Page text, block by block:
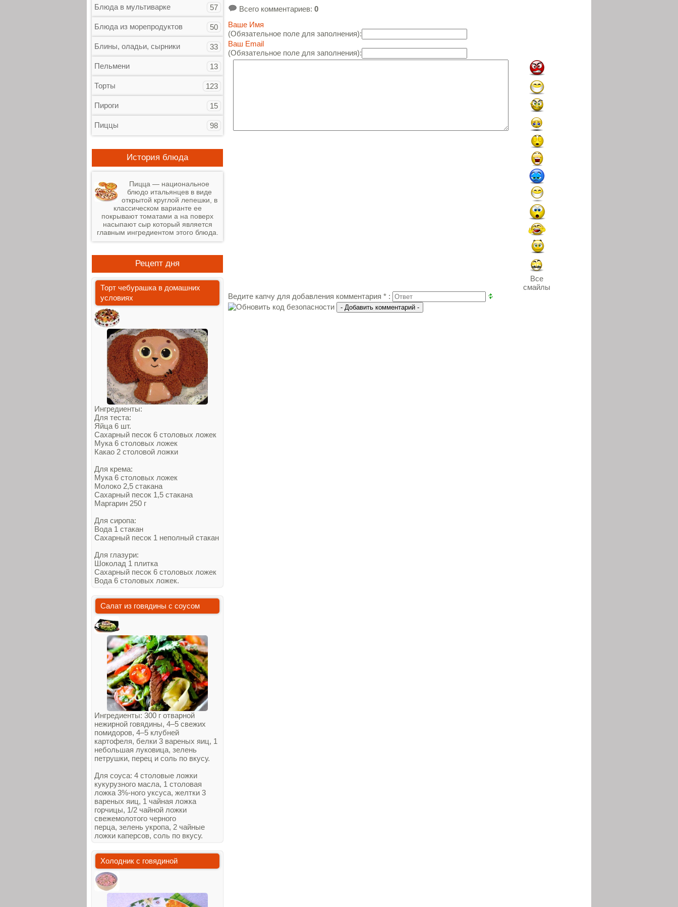
Всего комментариев: 0
Ваше Имя
(Обязательное поле для заполнения):
Ваш Email
(Обязательное поле для заполнения):
Все
смайлы
Ведите капчу для добавления комментария * :
Блюда в мультиварке 57
Блюда из морепродуктов 50
Блины, оладьи, сырники 33
Пельмени 13
Торты 123
Пироги 15
Пиццы 98
История блюда
Пицца — национальное
блюдо итальянцев в виде
открытой круглой лепешки, в
классическом варианте ее
покрывают томатами а на поверх
насыпают сыр который является
главным ингредиентом этого блюда.
Рецепт дня
Торт чебурашка в домашних
условиях
Ингредиенты:
Для теста:
Яйца 6 шт.
Сахарный песок 6 столовых ложек
Мука 6 столовых ложек
Какао 2 столовой ложки
Для крема:
Мука 6 столовых ложек
Молоко 2,5 стакана
Сахарный песок 1,5 стакана
Маргарин 250 г
Для сиропа:
Вода 1 стакан
Сахарный песок 1 неполный стакан
Для глазури:
Шоколад 1 плитка
Сахарный песок 6 столовых ложек
Вода 6 столовых ложек.
Салат из говядины с соусом
Ингредиенты: 300 г отварной
нежирной говядины, 4–5 свежих
помидоров, 4–5 клубней
картофеля, белки 3 вареных яиц, 1
небольшая луковица, зелень
петрушки, перец и соль по вкусу.
Для соуса: 4 столовые ложки
кукурузного масла, 1 столовая
ложка 3%‑ного уксуса, желтки 3
вареных яиц, 1 чайная ложка
горчицы, 1/2 чайной ложки
свежемолотого черного
перца, зелень укропа, 2 чайные
ложки каперсов, соль по вкусу.
Холодник с говядиной